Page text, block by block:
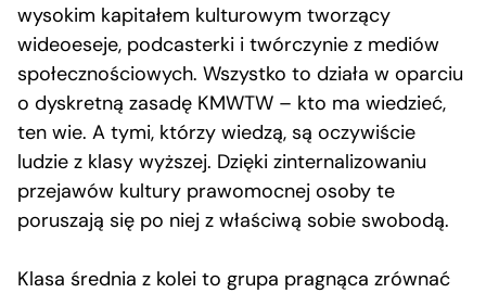
wysokim kapitałem kulturowym tworzący
wideoeseje, podcasterki i twórczynie z mediów
społecznościowych. Wszystko to działa w oparciu
o dyskretną zasadę KMWTW – kto ma wiedzieć,
ten wie. A tymi, którzy wiedzą, są oczywiście
ludzie z klasy wyższej. Dzięki zinternalizowaniu
przejawów kultury prawomocnej osoby te
poruszają się po niej z właściwą sobie swobodą.
Klasa średnia z kolei to grupa pragnąca zrównać